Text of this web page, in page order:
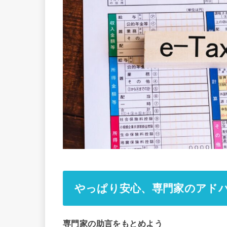
やっぱり安心、専門家のアド
専門家の助言をもとめよう